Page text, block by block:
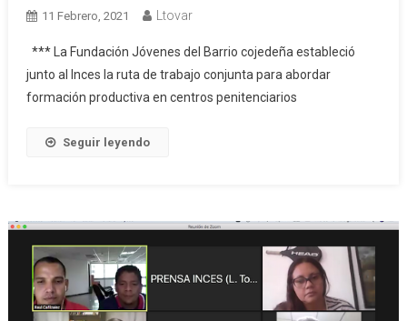
11 Febrero, 2021 Ltovar
*** La Fundación Jóvenes del Barrio cojedeña estableció
junto al Inces la ruta de trabajo conjunta para abordar
formación productiva en centros penitenciarios
Seguir leyendo